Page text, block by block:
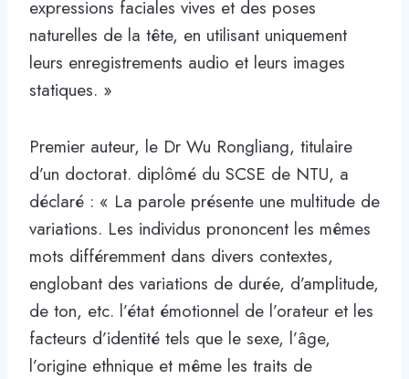
expressions faciales vives et des poses
naturelles de la tête, en utilisant uniquement
leurs enregistrements audio et leurs images
statiques. »
Premier auteur, le Dr Wu Rongliang, titulaire
d’un doctorat. diplômé du SCSE de NTU, a
déclaré : « La parole présente une multitude de
variations. Les individus prononcent les mêmes
mots différemment dans divers contextes,
englobant des variations de durée, d’amplitude,
de ton, etc. l’état émotionnel de l’orateur et les
facteurs d’identité tels que le sexe, l’âge,
l’origine ethnique et même les traits de